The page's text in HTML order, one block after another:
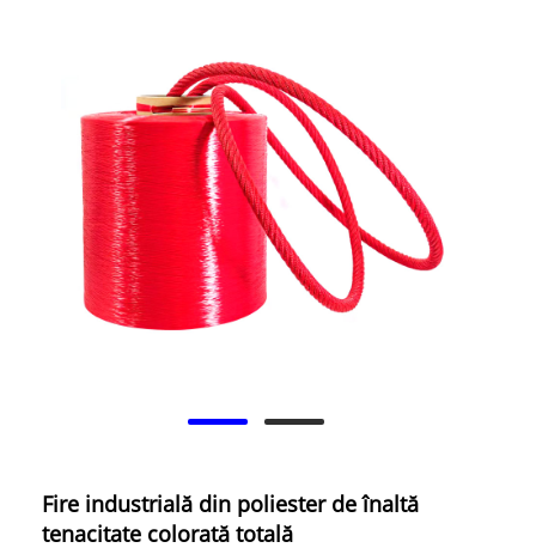
Fire industrială din poliester de înaltă
tenacitate colorată totală